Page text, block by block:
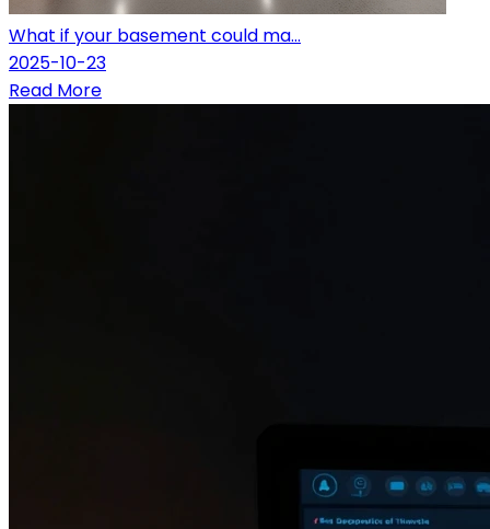
What if your basement could ma...
2025-10-23
Read More